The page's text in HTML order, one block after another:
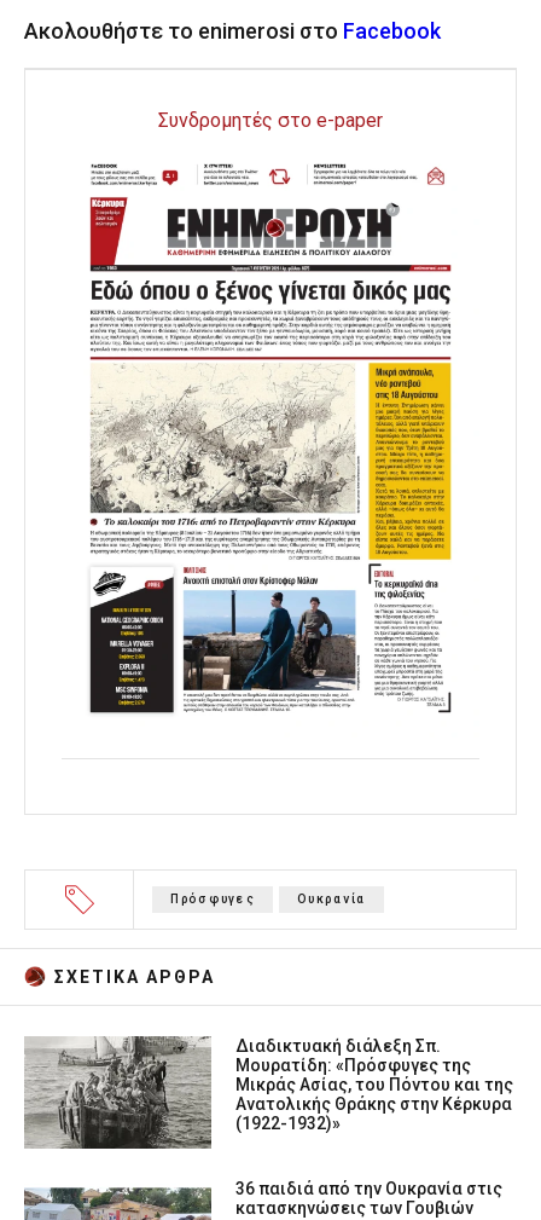
Ακολουθήστε το enimerosi στο Facebook
Συνδρομητές στο e-paper
Πρόσφυγες Ουκρανία
ΣΧΕΤΙΚA AΡΘΡΑ
Διαδικτυακή διάλεξη Σπ.
Μουρατίδη: «Πρόσφυγες της
Μικράς Ασίας, του Πόντου και της
Ανατολικής Θράκης στην Κέρκυρα
(1922-1932)»
36 παιδιά από την Ουκρανία στις
κατασκηνώσεις των Γουβιών